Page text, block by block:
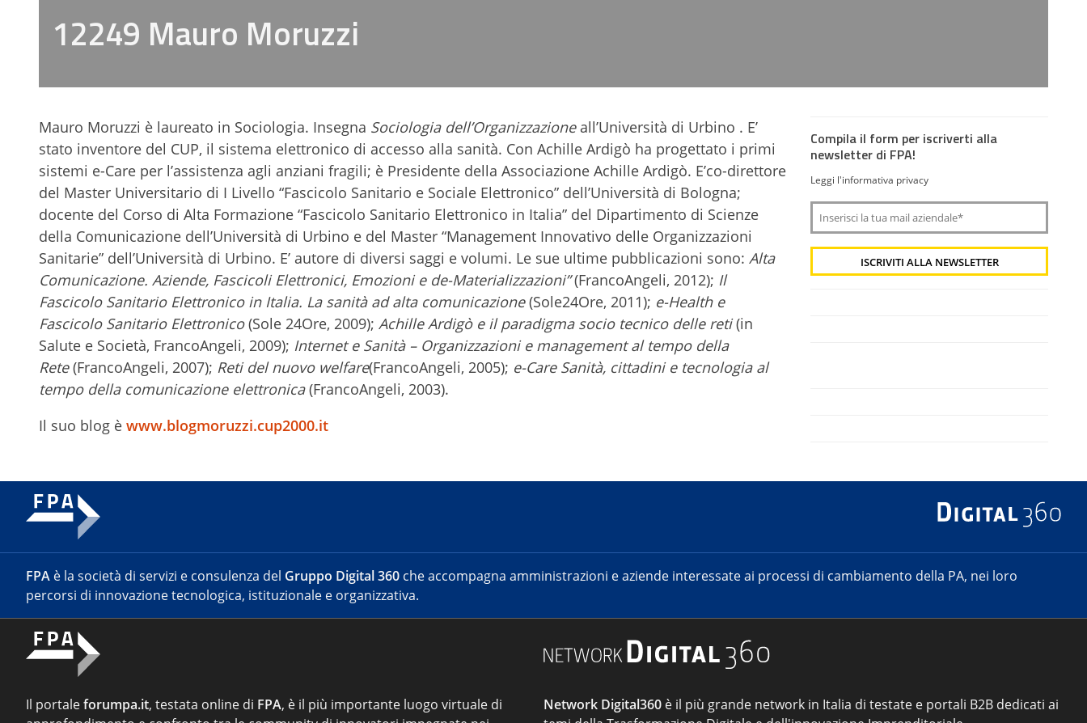
12249 Mauro Moruzzi
Mauro Moruzzi è laureato in Sociologia. Insegna Sociologia dell’Organizzazioneall’Università di Urbino . E’
stato inventore del CUP, il sistema elettronico di accesso alla sanità. Con Achille Ardigò ha progettato i primi
sistemi e-Care per l’assistenza agli anziani fragili; è Presidente della Associazione Achille Ardigò. E’co-direttore
del Master Universitario di I Livello “Fascicolo Sanitario e Sociale Elettronico” dell’Università di Bologna;
docente del Corso di Alta Formazione “Fascicolo Sanitario Elettronico in Italia” del Dipartimento di Scienze
della Comunicazione dell’Università di Urbino e del Master “Management Innovativo delle Organizzazioni
Sanitarie” dell’Università di Urbino. E’ autore di diversi saggi e volumi. Le sue ultime pubblicazioni sono: Alta
Comunicazione. Aziende, Fascicoli Elettronici, Emozioni e de-Materializzazioni”(FrancoAngeli, 2012); Il
Fascicolo Sanitario Elettronico in Italia. La sanità ad alta comunicazione(Sole24Ore, 2011); e-Health e
Fascicolo Sanitario Elettronico(Sole 24Ore, 2009); Achille Ardigò e il paradigma socio tecnico delle reti(in
Salute e Società, FrancoAngeli, 2009); Internet e Sanità – Organizzazioni e management al tempo della
Rete(FrancoAngeli, 2007); Reti del nuovo welfare(FrancoAngeli, 2005); e-Care Sanità, cittadini e tecnologia al
tempo della comunicazione elettronica(FrancoAngeli, 2003).
Il suo blog è www.blogmoruzzi.cup2000.it
Compila il form per iscriverti alla
newsletter di FPA!
Leggi l'informativa privacy
FPA è la società di servizi e consulenza del Gruppo Digital 360 che accompagna amministrazioni e aziende interessate ai processi di cambiamento della PA, nei loro
percorsi di innovazione tecnologica, istituzionale e organizzativa.
Il portaleforumpa.it, testata online di FPA, è il più importante luogo virtuale di
Network Digital360 è il più grande network in Italia di testate e portali B2B dedicati ai